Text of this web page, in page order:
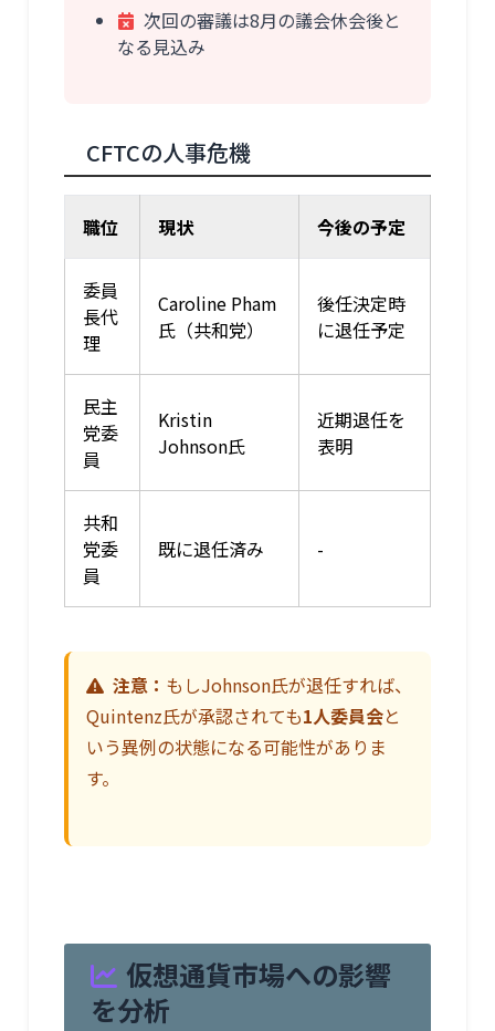
次回の審議は8月の議会休会後と
なる見込み
CFTCの人事危機
職位 現状 今後の予定
委員
長代
理
Caroline Pham
氏（共和党）
後任決定時
に退任予定
民主
党委
員
Kristin
Johnson氏
近期退任を
表明
共和
党委
員
既に退任済み -
注意： もしJohnson氏が退任すれば、
Quintenz氏が承認されても1人委員会と
いう異例の状態になる可能性がありま
す。
仮想通貨市場への影響
を分析